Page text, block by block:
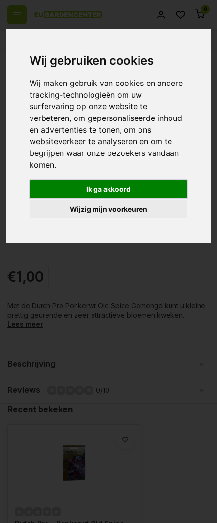
Wij gebruiken cookies
Wij maken gebruik van cookies en andere
tracking-technologieën om uw
surfervaring op onze website te
verbeteren, om gepersonaliseerde inhoud
en advertenties te tonen, om ons
websiteverkeer te analyseren en om te
begrijpen waar onze bezoekers vandaan
komen.
Ik ga akkoord
Wijzig mijn voorkeuren
0
Terug
Dutch Pro - Ponkerwt Old Spice
Gemengd ~ Lathyrus Odoratus
0/10 (0 Reviews) Vergelijk
€1,00
Met de Dutch Pro Ponkerwt Old Spice Gemengd kunt u kleine
prettig geurende en zeer attractieve bloemen kweken.
Lees meer
Beschrijving
Reviews 0/10
Recent bekeken